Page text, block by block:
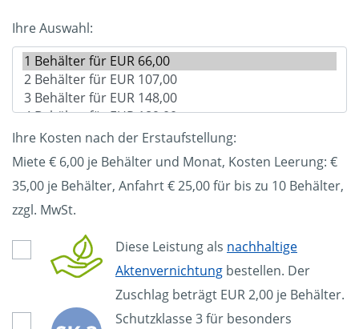
Ihre Auswahl:
Ihre Kosten nach der Erstaufstellung:
Miete € 6,00 je Behälter und Monat, Kosten Leerung: €
35,00 je Behälter, Anfahrt € 25,00 für bis zu 10 Behälter,
zzgl. MwSt.
Diese Leistung als nachhaltige
Aktenvernichtung bestellen. Der
Zuschlag beträgt EUR 2,00 je Behälter.
Schutzklasse 3 für besonders